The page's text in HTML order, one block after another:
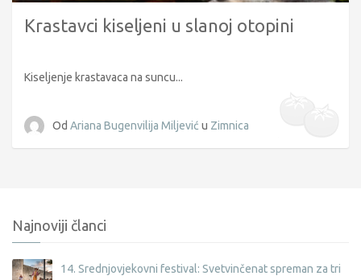
Krastavci kiseljeni u slanoj otopini
Kiseljenje krastavaca na suncu...
Od Ariana Bugenvilija Miljević u Zimnica
Najnoviji članci
14. Srednjovjekovni festival: Svetvinčenat spreman za tri